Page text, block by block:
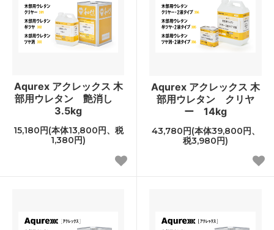
Aqurex アクレックス 木
部用ウレタン 艶消し
3.5kg
15,180円(本体13,800円、税
1,380円)
Aqurex アクレックス 木
部用ウレタン クリヤ
ー 14kg
43,780円(本体39,800円、
税3,980円)